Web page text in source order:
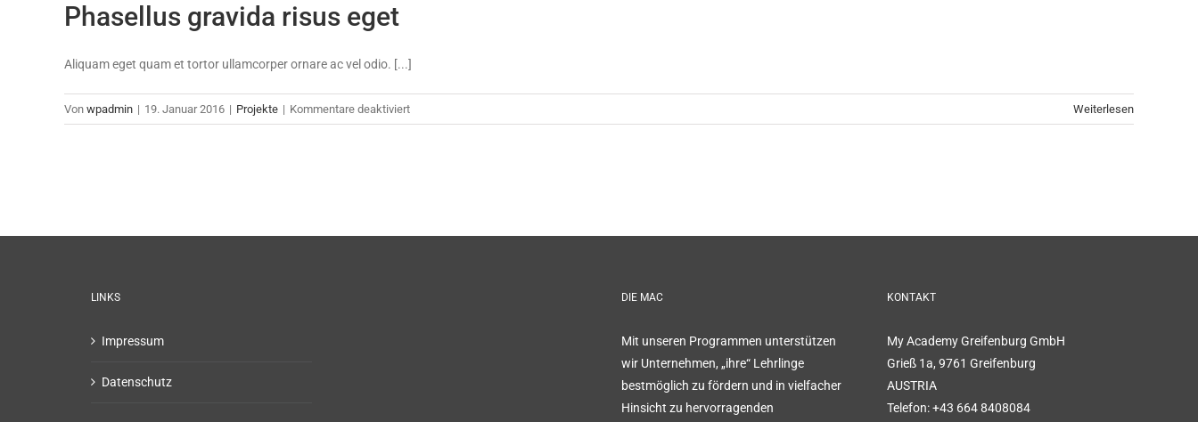
Phasellus gravida risus eget
Aliquam eget quam et tortor ullamcorper ornare ac vel odio. [...]
Von wpadmin | 19. Januar 2016 | Projekte | Kommentare deaktiviertfür
Phasellus
Weiterlesen
LINKS
Impressum
Datenschutz
DIE MAC
Mit unseren Programmen unterstützen
wir Unternehmen, „ihre“ Lehrlinge
bestmöglich zu fördern und in vielfacher
Hinsicht zu hervorragenden
KONTAKT
My Academy Greifenburg GmbH
Grieß 1a, 9761 Greifenburg
AUSTRIA
Telefon:+43 664 8408084